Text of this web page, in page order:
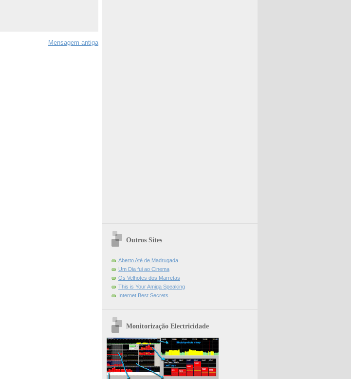
Mensagem antiga
Outros Sites
Aberto Até de Madrugada
Um Dia fui ao Cinema
Os Velhotes dos Marretas
This is Your Amiga Speaking
Internet Best Secrets
Monitorização Electricidade